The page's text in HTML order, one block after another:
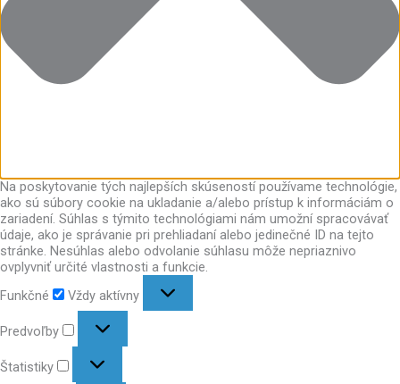
Na poskytovanie tých najlepších skúseností používame technológie,
ako sú súbory cookie na ukladanie a/alebo prístup k informáciám o
zariadení. Súhlas s týmito technológiami nám umožní spracovávať
údaje, ako je správanie pri prehliadaní alebo jedinečné ID na tejto
stránke. Nesúhlas alebo odvolanie súhlasu môže nepriaznivo
ovplyvniť určité vlastnosti a funkcie.
Funkčné
Vždy aktívny
Predvoľby
Štatistiky